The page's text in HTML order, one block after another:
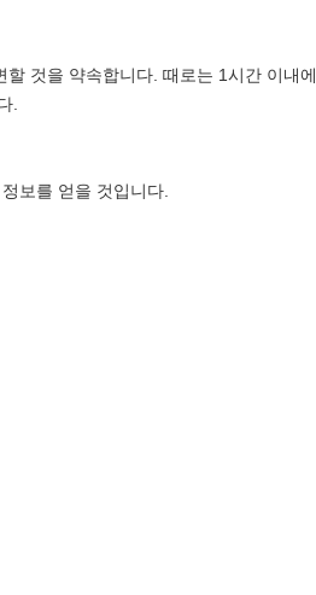
것을 약속합니다. 때로는 1시간 이내에
.
보를 얻을 것입니다.